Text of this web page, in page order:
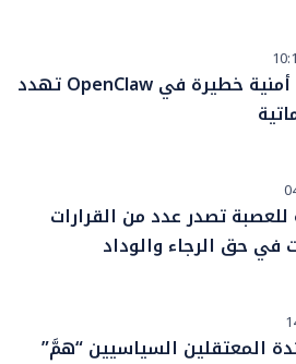
تحذير رسمي من ثغرات أمنية خطيرة في OpenClaw تهدد
للعصبة تصدر عدد من القرارات
في حق الرجاء والوداد
المعتقلين السياسيين “همَّ”